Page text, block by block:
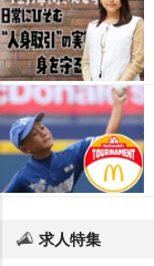
求人特集